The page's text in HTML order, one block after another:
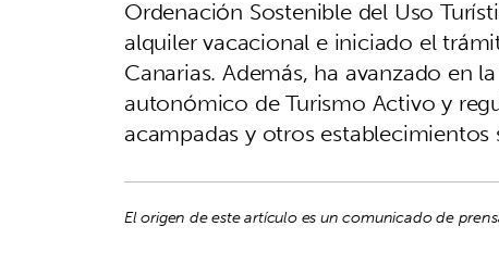
Ordenación Sostenible del Uso
alquiler vacacional e iniciado el
Canarias. Además, ha avanzado en
autonómico de Turismo Activo y
acampadas y otros establecimientos
El origen de este artículo es un comunicado de